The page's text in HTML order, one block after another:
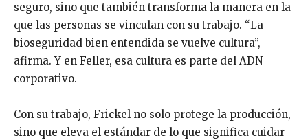
seguro, sino que también transforma la manera en la
que las personas se vinculan con su trabajo. “La
bioseguridad bien entendida se vuelve cultura”,
afirma. Y en Feller, esa cultura es parte del ADN
corporativo.
Con su trabajo, Frickel no solo protege la producción,
sino que eleva el estándar de lo que significa cuidar